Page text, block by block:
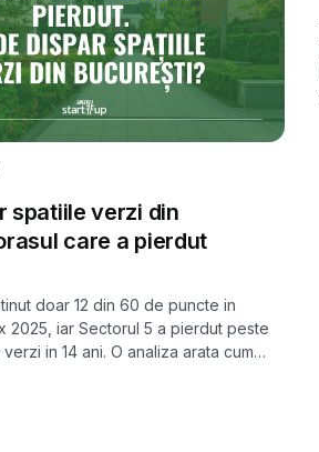
spatiile verzi din
care a pierdut
doar 12 din 60 de puncte in
2025, iar Sectorul 5 a pierdut peste
in 14 ani. O analiza arata cum